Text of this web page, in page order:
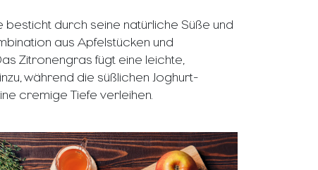
besticht durch seine natürliche Süße und
aus Apfelstücken und
Zitronengras fügt eine leichte,
während die süßlichen Joghurt-
cremige Tiefe verleihen.